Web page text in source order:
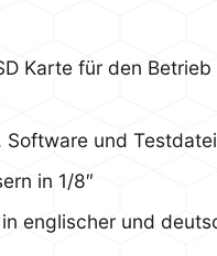
Karte für den Betrieb
Software und
in 1/8″
englischer und